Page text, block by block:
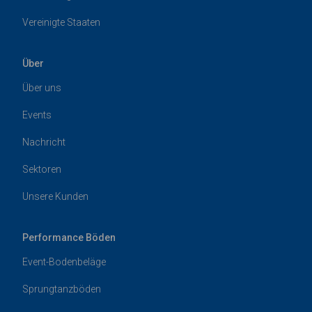
Vereinigte Staaten
Über
Über uns
Events
Nachricht
Sektoren
Unsere Kunden
Performance Böden
Event-Bodenbeläge
Sprungtanzböden